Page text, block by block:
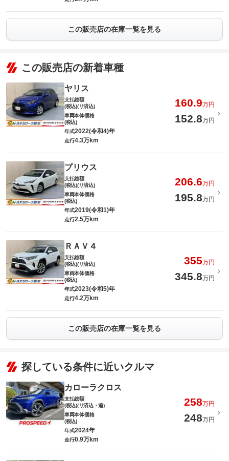
この販売店の在庫一覧を見る
この販売店の新着車種
ヤリス
支払総額
(税込)(リ済込)
160.9万円
車両本体価格
(税込)
152.8万円
年式2022(令和4)年
走行4.3万km
プリウス
支払総額
(税込)(リ済込)
206.6万円
車両本体価格
(税込)
195.8万円
年式2019(令和1)年
走行2.5万km
ＲＡＶ４
支払総額
(税込)(リ済込)
355万円
車両本体価格
(税込)
345.8万円
年式2023(令和5)年
走行4.2万km
この販売店の在庫一覧を見る
探している条件に近いクルマ
カローラクロス
支払総額
(税込)(リ済込・追)
258万円
車両本体価格
(税込)
248万円
年式2024年
走行0.9万km